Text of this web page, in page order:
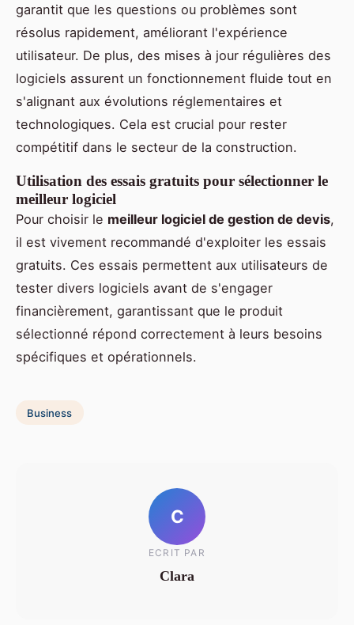
garantit que les questions ou problèmes sont
résolus rapidement, améliorant l'expérience
utilisateur. De plus, des mises à jour régulières des
logiciels assurent un fonctionnement fluide tout en
s'alignant aux évolutions réglementaires et
technologiques. Cela est crucial pour rester
compétitif dans le secteur de la construction.
Utilisation des essais gratuits pour sélectionner le
meilleur logiciel
Pour choisir le meilleur logiciel de gestion de devis,
il est vivement recommandé d'exploiter les essais
gratuits. Ces essais permettent aux utilisateurs de
tester divers logiciels avant de s'engager
financièrement, garantissant que le produit
sélectionné répond correctement à leurs besoins
spécifiques et opérationnels.
Business
C
ECRIT PAR
Clara